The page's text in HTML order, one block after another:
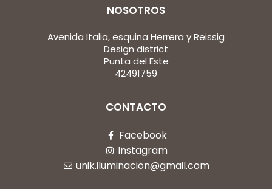
NOSOTROS
Avenida Italia, esquina Herrera y Reissig
Design district
Punta del Este
42491759
CONTACTO
Facebook
Instagram
unik.iluminacion@gmail.com